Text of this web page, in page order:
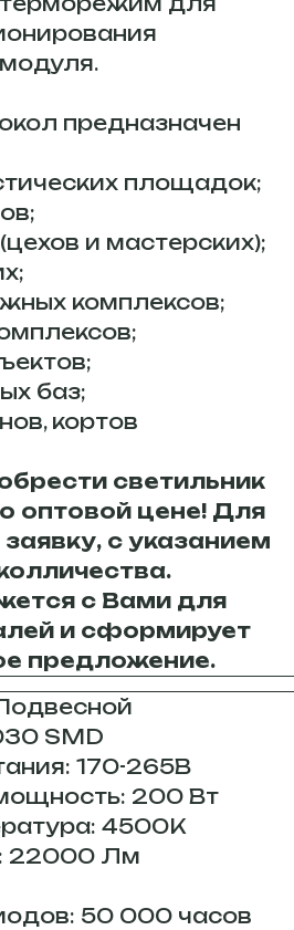
предназначен
площадок;
и мастерских);
комплексов;
баз;
кортов
светильник
оптовой цене! Для
с указанием
с Вами для
и сформирует
предложение.
SMD
170-265В
200 Вт
4500К
22000 Лм
50 000 часов